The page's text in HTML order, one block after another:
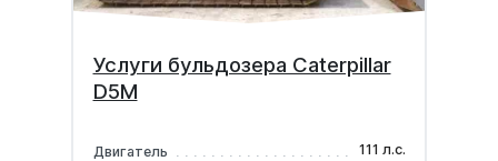
Услуги бульдозера Caterpillar
D5M
Двигатель
111 л.с.